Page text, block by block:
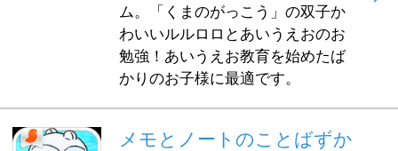
ム。「くまのがっこう」の双子か
わいいルルロロとあいうえおのお
勉強！あいうえお教育を始めたば
かりのお子様に最適です。
メモとノートのことばずか